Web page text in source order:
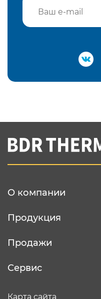
Подтвердить e-
Вы соглашаетесь с
конфеденциальности
О компании
Продукция
Продажи
Сервис
Карта сайта